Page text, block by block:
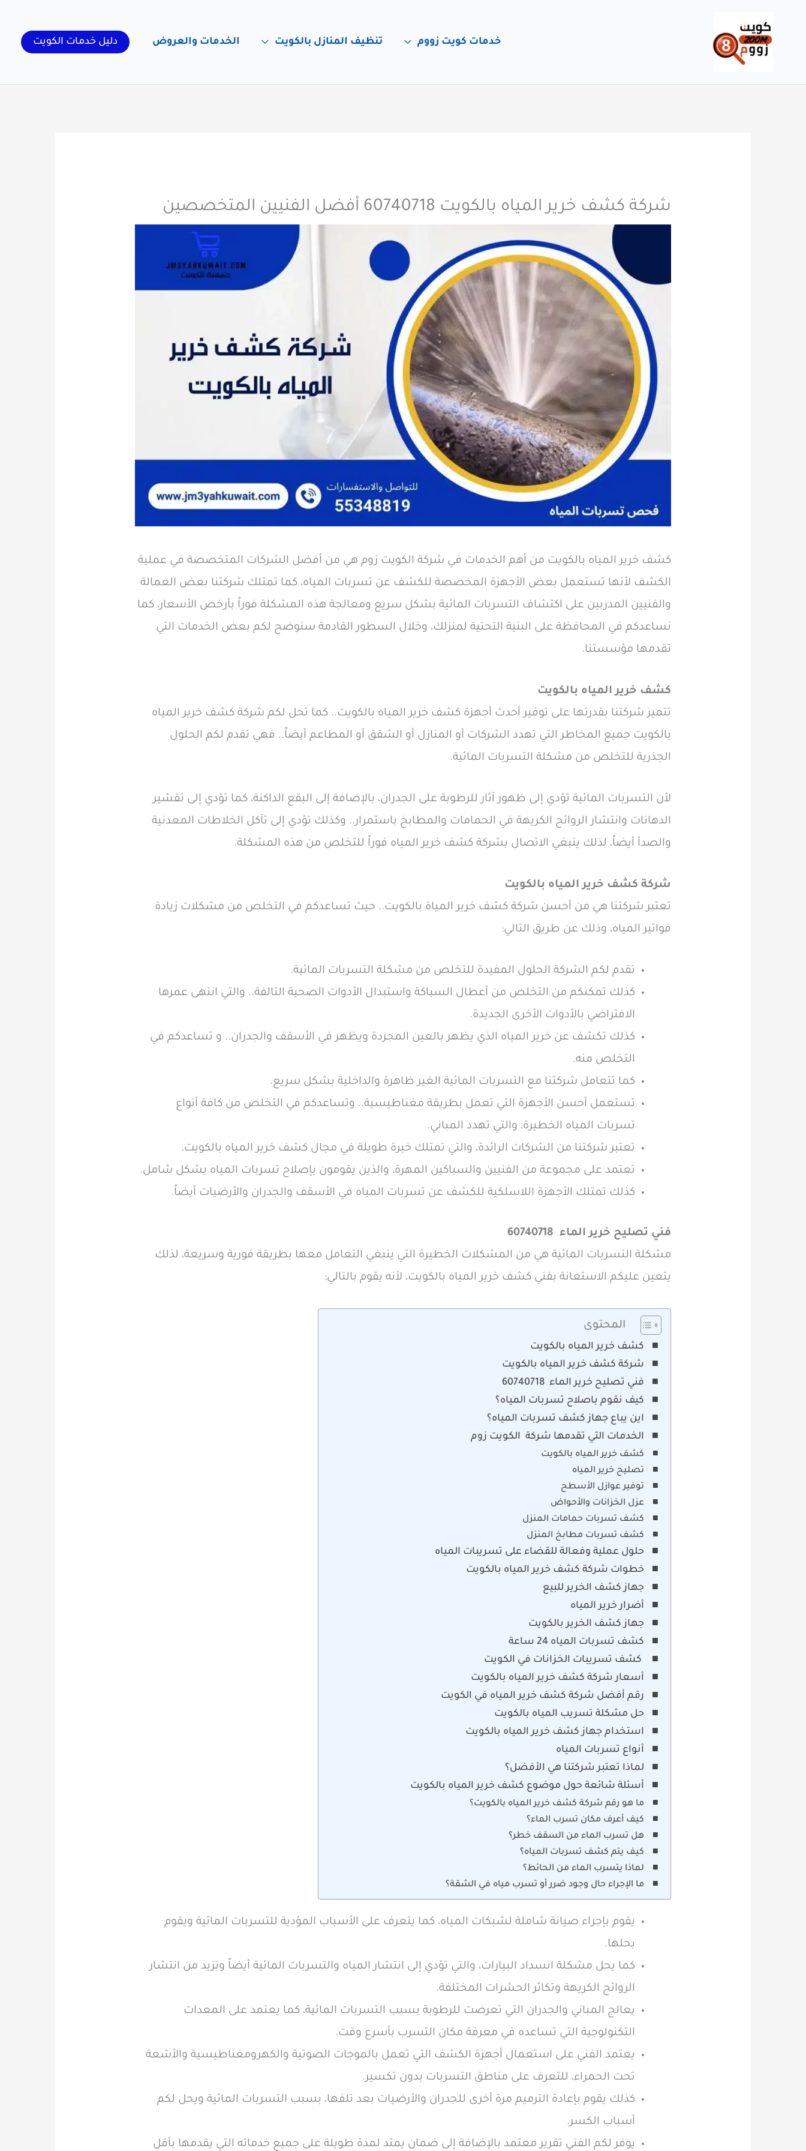
المحتوى
خدمات كويت زووم تنظيف المنازل بالكويت الخدمات والعروض دليل خدمات الكويت
شركة كشف خرير المياه بالكويت 60740718 أفضل الفنيين المتخصصين
كشف خرير المياه بالكويت من أهم الخدمات في شركة الكويت زوم هي من أفضل الشركات المتخصصة في عملية
الكشف لأنها تستعمل بعض الأجهزة المخصصة للكشف عن تسربات المياه، كما تمتلك شركتنا بعض العمالة
والفنيين المدربين على اكتشاف التسربات المائية بشكل سريع ومعالجة هذه المشكلة فوراً بأرخص الأسعار، كما
نساعدكم في المحافظة على البنية التحتية لمنزلك، وخلال السطور القادمة سنوضح لكم بعض الخدمات التي
تقدمها مؤسستنا.
كشف خرير المياه بالكويت
تتميز شركتنا بقدرتها على توفير أحدث أجهزة كشف خرير المياه بالكويت.. كما تحل لكم شركة كشف خرير المياه
بالكويت جميع المخاطر التي تهدد الشركات أو المنازل أو الشقق أو المطاعم أيضاً.. فهي تقدم لكم الحلول
الجذرية للتخلص من مشكلة التسربات المائية.
لأن التسربات المائية تؤدي إلى ظهور آثار للرطوبة على الجدران، بالإضافة إلى البقع الداكنة، كما تؤدي إلى تقشير
الدهانات وانتشار الروائح الكريهة في الحمامات والمطابخ باستمرار.. وكذلك تؤدي إلى تآكل الخلاطات المعدنية
والصدأ أيضاً، لذلك ينبغي الاتصال بشركة كشف خرير المياه فوراً للتخلص من هذه المشكلة.
شركة كشف خرير المياه بالكويت
تعتبر شركتنا هي من أحسن شركة كشف خرير المياة بالكويت.. حيث تساعدكم في التخلص من مشكلات زيادة
فواتير المياه، وذلك عن طريق التالي:
تقدم لكم الشركة الحلول المفيدة للتخلص من مشكلة التسربات المائية.
كذلك تمكنكم من التخلص من أعطال السباكة واستبدال الأدوات الصحية التالفة.. والتي انتهى عمرها
الافتراضي بالأدوات الأخرى الجديدة.
كذلك تكشف عن خرير المياه الذي يظهر بالعين المجردة ويظهر في الأسقف والجدران.. و تساعدكم في
التخلص منه.
كما تتعامل شركتنا مع التسربات المائية الغير ظاهرة والداخلية بشكل سريع.
تستعمل أحسن الأجهزة التي تعمل بطريقة مغناطيسية.. وتساعدكم في التخلص من كافة أنواع
تسربات المياه الخطيرة، والتي تهدد المباني.
تعتبر شركتنا من الشركات الرائدة، والتي تمتلك خبرة طويلة في مجال كشف خرير المياه بالكويت.
تعتمد على مجموعة من الفنيين والسباكين المهرة، والذين يقومون بإصلاح تسربات المياه بشكل شامل.
كذلك تمتلك الأجهزة اللاسلكية للكشف عن تسربات المياه في الأسقف والجدران والأرضيات أيضاً.
فني تصليح خرير الماء 60740718
مشكلة التسربات المائية هي من المشكلات الخطيرة التي ينبغي التعامل معها بطريقة فورية وسريعة، لذلك
يتعين عليكم الاستعانة بفني كشف خرير المياه بالكويت، لأنه يقوم بالتالي:
المحتوى
كشف خرير المياه بالكويت
شركة كشف خرير المياه بالكويت
فني تصليح خرير الماء 60740718
كيف نقوم باصلاح تسربات المياه؟
اين يباع جهاز كشف تسربات المياه؟
الخدمات التي تقدمها شركة الكويت زوم
كشف خرير المياه بالكويت
تصليح خرير المياه
توفير عوازل الأسطح
عزل الخزانات والأحواض
كشف تسربات حمامات المنزل
كشف تسربات مطابخ المنزل
حلول عملية وفعالة للقضاء على تسريبات المياه
خطوات شركة كشف خرير المياه بالكويت
جهاز كشف الخرير للبيع
أضرار خرير المياه
جهاز كشف الخرير بالكويت
كشف تسربات المياه 24 ساعة
كشف تسريبات الخزانات في الكويت
أسعار شركة كشف خرير المياه بالكويت
رقم أفضل شركة كشف خرير المياه في الكويت
حل مشكلة تسريب المياه بالكويت
استخدام جهاز كشف خرير المياه بالكويت
أنواع تسربات المياه
لماذا تعتبر شركتنا هي الأفضل؟
أسئلة شائعة حول موضوع كشف خرير المياه بالكويت
ما هو رقم شركة كشف خرير المياه بالكويت؟
كيف أعرف مكان تسرب الماء؟
هل تسرب الماء من السقف خطر؟
كيف يتم كشف تسربات المياه؟
لماذا يتسرب الماء من الحائط؟
ما الإجراء حال وجود ضرر أو تسرب مياه في الشقة؟
يقوم بإجراء صيانة شاملة لشبكات المياه، كما يتعرف على الأسباب المؤدية للتسربات المائية ويقوم
بحلها.
كما يحل مشكلة انسداد البيارات، والتي تؤدي إلى انتشار المياه والتسربات المائية أيضاً وتزيد من انتشار
الروائح الكريهة وتكاثر الحشرات المختلفة.
يعالج المباني والجدران التي تعرضت للرطوبة بسبب التسربات المائية، كما يعتمد على المعدات
التكنولوجية التي تساعده في معرفة مكان التسرب بأسرع وقت.
يعتمد الفني على استعمال أجهزة الكشف التي تعمل بالموجات الصوتية والكهرومغناطيسية والأشعة
تحت الحمراء، للتعرف على مناطق التسربات بدون تكسير.
كذلك يقوم بإعادة الترميم مرة أخرى للجدران والأرضيات بعد تلفها، بسبب التسربات المائية ويحل لكم
أسباب الكسر.
يوفر لكم الفني تقرير معتمد بالإضافة إلى ضمان يمتد لمدة طويلة على جميع خدماته التي يقدمها بأقل